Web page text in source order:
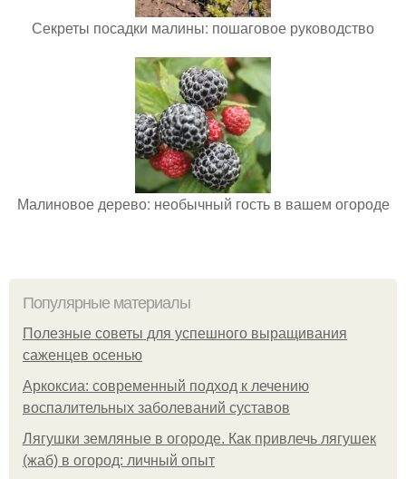
Секреты посадки малины: пошаговое руководство
Малиновое дерево: необычный гость в вашем огороде
Популярные материалы
Полезные советы для успешного выращивания
саженцев осенью
Аркоксиа: современный подход к лечению
воспалительных заболеваний суставов
Лягушки земляные в огороде. Как привлечь лягушек
(жаб) в огород: личный опыт